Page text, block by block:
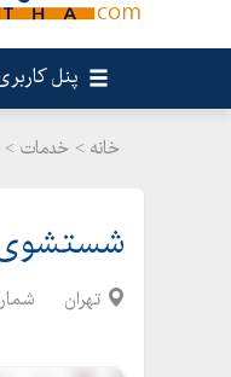
پنل
خانه > خدمات >
شستشوی
تهران